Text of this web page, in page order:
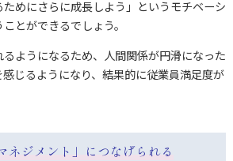
ためにさらに成長しよう」というモチベーシ
とができるでしょう。
ようになるため、人間関係が円滑になった
じるようになり、結果的に従業員満足度が
ネジメント」につなげられる